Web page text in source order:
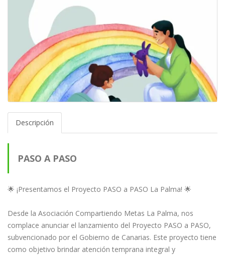
Descripción
PASO A PASO
🌟 ¡Presentamos el Proyecto PASO a PASO La Palma! 🌟
Desde la Asociación Compartiendo Metas La Palma, nos
complace anunciar el lanzamiento del Proyecto PASO a PASO,
subvencionado por el Gobierno de Canarias. Este proyecto tiene
como objetivo brindar atención temprana integral y